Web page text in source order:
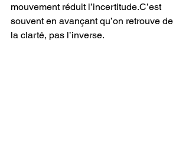
mouvement réduit l’incertitude.C’est
souvent en avançant qu’on retrouve de
la clarté, pas l’inverse.